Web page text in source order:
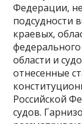
Федерации,
подсудности
краевых,
области и
отнесенные
Российской
судов.